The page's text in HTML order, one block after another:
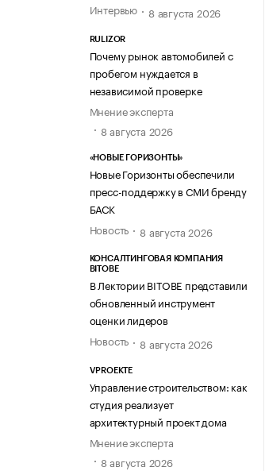
Интервью
8 августа 2026
RULIZOR
Почему рынок автомобилей с
пробегом нуждается в
независимой проверке
Мнение эксперта
8 августа 2026
«НОВЫЕ ГОРИЗОНТЫ»
Новые Горизонты обеспечили
пресс-поддержку в СМИ бренду
БАСК
Новость
8 августа 2026
КОНСАЛТИНГОВАЯ КОМПАНИЯ
BITOBE
В Лектории BITOBE представили
обновленный инструмент
оценки лидеров
Новость
8 августа 2026
VPROEKTE
Управление строительством: как
студия реализует
архитектурный проект дома
Мнение эксперта
8 августа 2026